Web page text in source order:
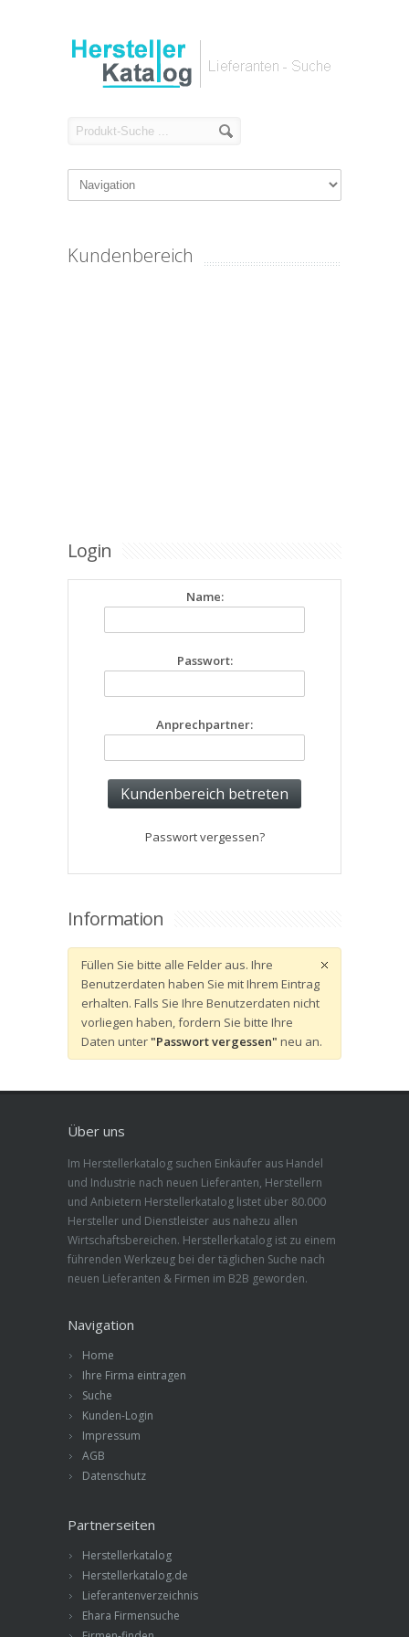
Kundenbereich
Login
Name:
Passwort:
Anprechpartner:
Passwort vergessen?
Information
Füllen Sie bitte alle Felder aus. Ihre
Benutzerdaten haben Sie mit Ihrem Eintrag
erhalten. Falls Sie Ihre Benutzerdaten nicht
vorliegen haben, fordern Sie bitte Ihre
Daten unter"Passwort vergessen" neu an.
Über uns
Im Herstellerkatalog suchen Einkäufer aus Handel
und Industrie nach neuen Lieferanten, Herstellern
und Anbietern Herstellerkatalog listet über 80.000
Hersteller und Dienstleister aus nahezu allen
Wirtschaftsbereichen. Herstellerkatalog ist zu einem
führenden Werkzeug bei der täglichen Suche nach
neuen Lieferanten & Firmen im B2B geworden.
Navigation
Home
Ihre Firma eintragen
Suche
Kunden-Login
Impressum
AGB
Datenschutz
Partnerseiten
Herstellerkatalog
Herstellerkatalog.de
Lieferantenverzeichnis
Ehara Firmensuche